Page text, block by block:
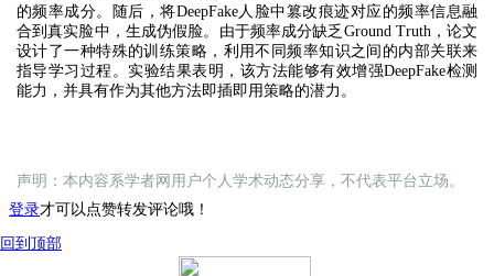
的频率成分。随后，将DeepFake人脸中篡改痕迹对应的频率信息融
合到真实脸中，生成伪假脸。由于频率成分缺乏Ground Truth，论文
设计了一种特殊的训练策略，利用不同频率知识之间的内部关联来
指导学习过程。实验结果表明，该方法能够有效增强DeepFake检测
能力，并具有作为其他方法即插即用策略的潜力。
声明：本内容系学者网用户个人学术动态分享，不代表平台立场。
登录才可以点赞转发评论哦！
回到顶部